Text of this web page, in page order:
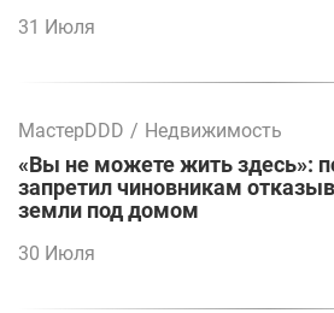
31 Июля
МастерDDD / Недвижимость
«Вы не можете жить здесь»:
запретил чиновникам
земли под домом
30 Июля